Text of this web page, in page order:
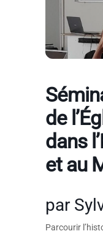
de
dans
et au
par
Parcourir